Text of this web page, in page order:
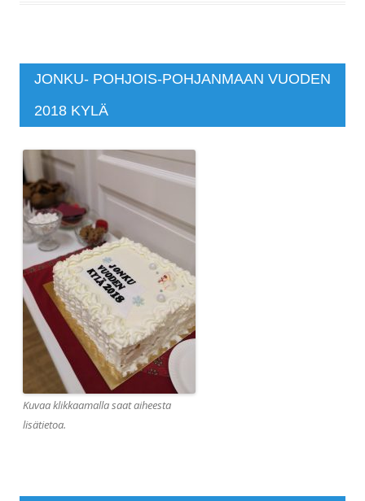
JONKU- POHJOIS-POHJANMAAN VUODEN
2018 KYLÄ
Kuvaa klikkaamalla saat aiheesta
lisätietoa.